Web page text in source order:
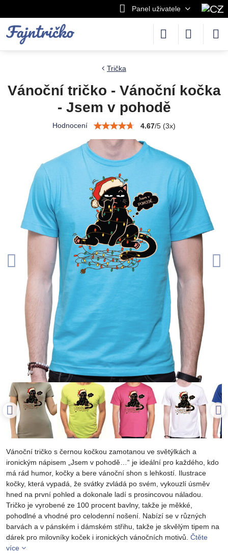
Panel uživatele
Trička
Vánoční tričko - Vánoční kočka
- Jsem v pohodě
Hodnocení 4.67/5 (3x)
Vánoční tričko s černou kočkou zamotanou ve světýlkách a
ironickým nápisem „Jsem v pohodě…“ je ideální pro každého, kdo
má rád humor, kočky a bere vánoční shon s lehkostí. Ilustrace
kočky, která vypadá, že svátky zvládá po svém, vykouzlí úsměv
hned na první pohled a dokonale ladí s prosincovou náladou.
Tričko je vyrobené ze 100 procent bavlny, takže je měkké,
pohodlné a vhodné pro celodenní nošení. Nabízí se v různých
barvách a v pánském i dámském střihu, takže je skvělým tipem na
dárek pro milovníky koček i ironických vánočních motivů. Čtěte
více